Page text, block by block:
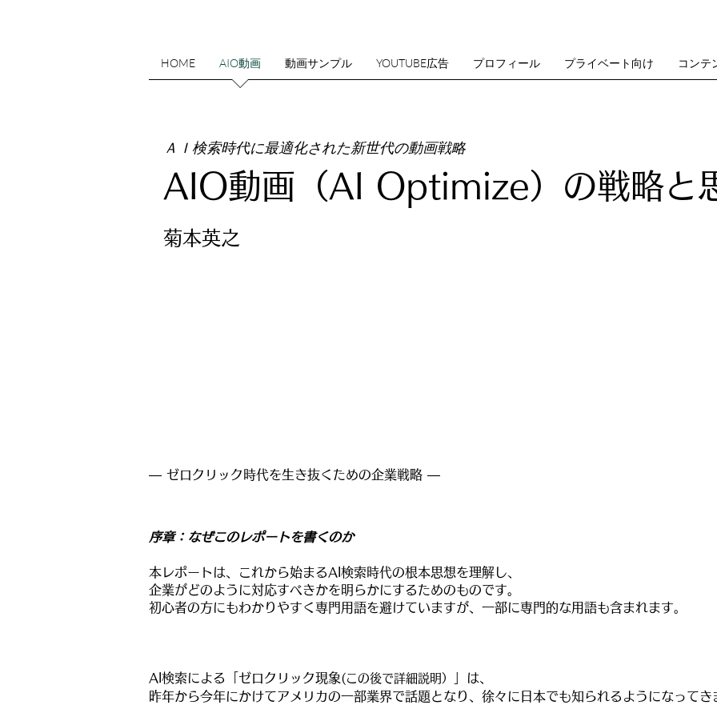
​ＡＩ検索時代に最適化された新世代の動画戦略
​AIO動画（AI Optimize）の戦略と
​菊本英之
― ゼロクリック時代を生き抜くための企業戦略 ―
序章：なぜこのレポートを書くのか
本レポートは、これから始まるAI検索時代の根本思想を理解し、
企業がどのように対応すべきかを明らかにするためのものです。
初心者の方にもわかりやすく専門用語を避けていますが、一部に専門的な用語も含まれます。
AI検索による「ゼロクリック現象 (この後で詳細説明）
」は、
昨年から今年にかけてアメリカの一部業界で話題となり、徐々に日本でも知られるようになってき
HOME AIO動画 動画サンプル YOUTUBE広告 プロフィール プライベート向け コンテ